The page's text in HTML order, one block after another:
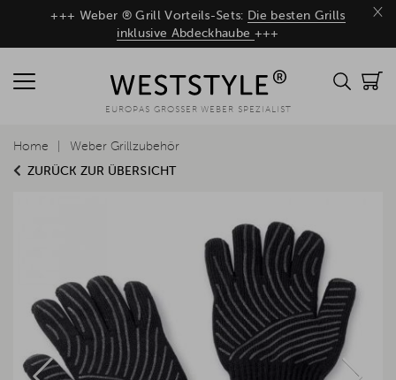
×
+++ Weber ® Grill Vorteils-Sets: Die besten Grills
inklusive Abdeckhaube +++
EUROPAS GROSSER WEBER SPEZIALIST
ZURÜCK ZUR ÜBERSICHT
Home Weber Grillzubehör